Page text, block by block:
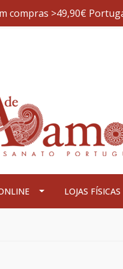
compras >49,90€
LOJAS FÍSICAS